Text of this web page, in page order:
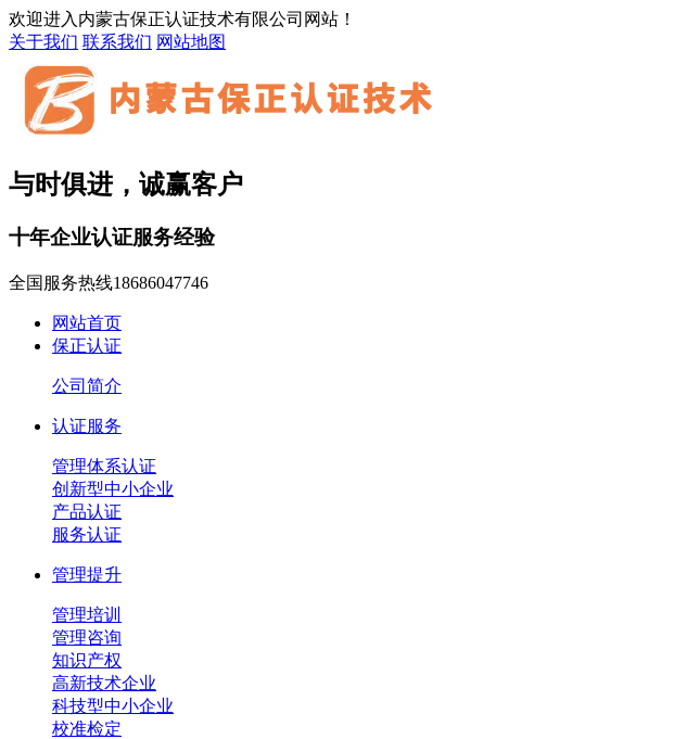
欢迎进入内蒙古保正认证技术有限公司网站！
关于我们 联系我们 网站地图
与时俱进，诚赢客户
十年企业认证服务经验
全国服务热线18686047746
网站首页
保正认证
公司简介
认证服务
管理体系认证
创新型中小企业
产品认证
服务认证
管理提升
管理培训
管理咨询
知识产权
高新技术企业
科技型中小企业
校准检定